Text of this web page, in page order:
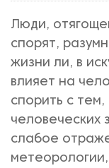
Люди,
спорят,
жизни ли, в
влияет на
спорить с
человеческих
слабое